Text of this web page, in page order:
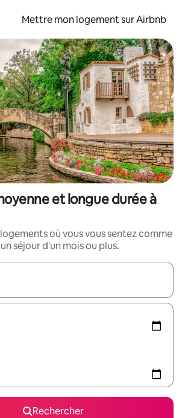
Mettre mon logement sur Airbnb
et longue durée à
où vous vous sentez comme
séjour d'un mois ou plus.
s'affichent, utilisez les flèches vers le
Rechercher